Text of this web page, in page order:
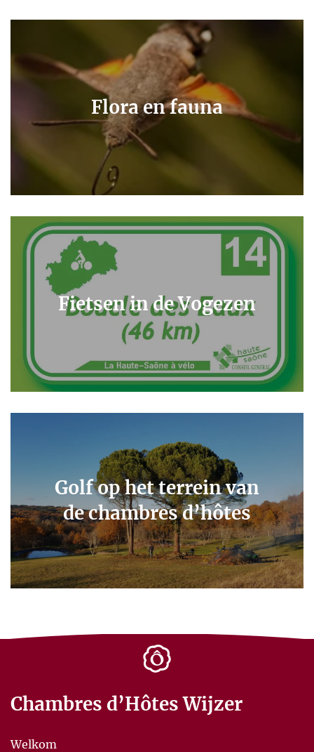
Flora en fauna
Fietsen in de Vogezen
Golf op het terrein van
de chambres d’hôtes
Chambres d’Hôtes Wijzer
Welkom